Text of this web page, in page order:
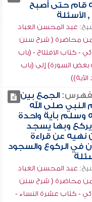
قام حتى أصبح
, الأسئلة
عبد المحسن العباد
محاضرة ( شرح سنن
- كتاب الافتتاح - (باب
بعض السورة) إلى (باب
الآية))
الجمع بين
النبي صلى الله
وسلم بآية واحدة
يركع وبها يسجد
نهيه عن قراءة
في الركوع والسجود
عبد المحسن العباد
محاضرة ( شرح سنن
- كتاب عشرة النساء -